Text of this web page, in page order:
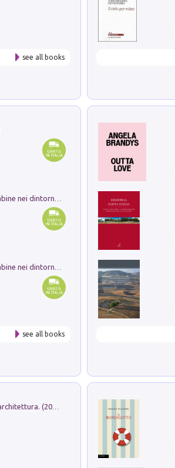
see all books
see all books
Dromos. Libro periodico di architettura. (2026). Vol. 15: Post-model